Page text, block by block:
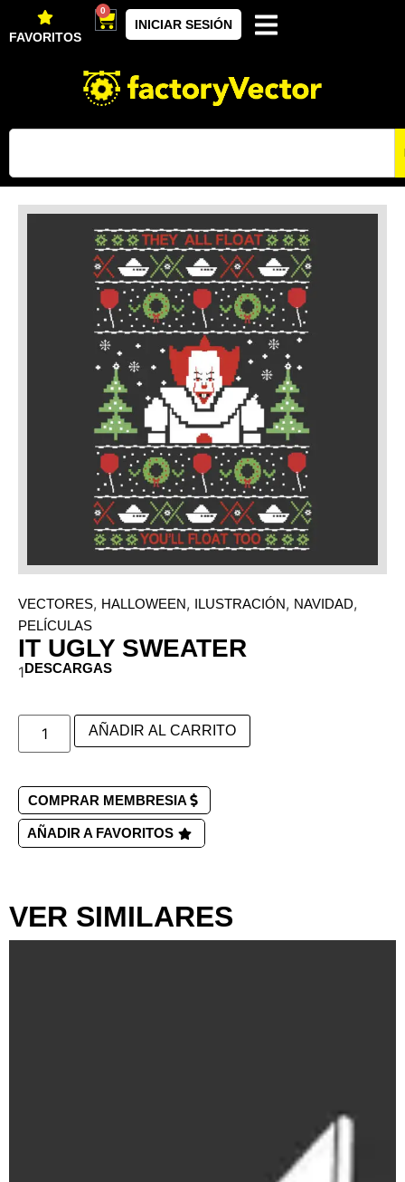
FAVORITOS
0
INICIAR SESIÓN
VECTORES, HALLOWEEN, ILUSTRACIÓN, NAVIDAD,
PELÍCULAS
IT UGLY SWEATER
1DESCARGAS
AÑADIR AL CARRITO
COMPRAR MEMBRESIA
AÑADIR A FAVORITOS
VER SIMILARES